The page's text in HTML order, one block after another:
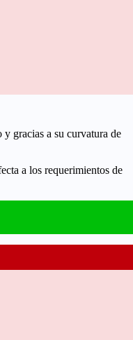
gracias a su curvatura de
a los requerimientos de